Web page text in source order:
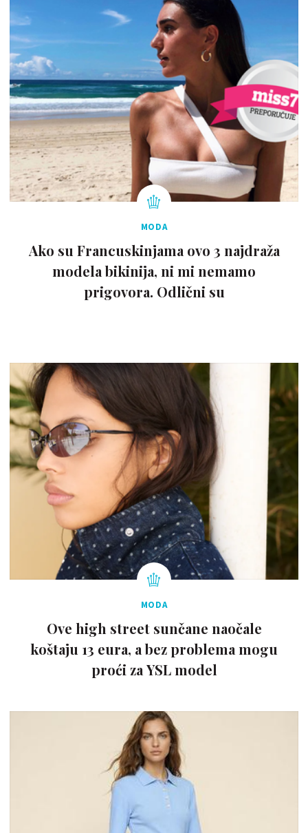
MODA
Ako su Francuskinjama ovo 3 najdraža
modela bikinija, ni mi nemamo
prigovora. Odlični su
MODA
Ove high street sunčane naočale
koštaju 13 eura, a bez problema mogu
proći za YSL model